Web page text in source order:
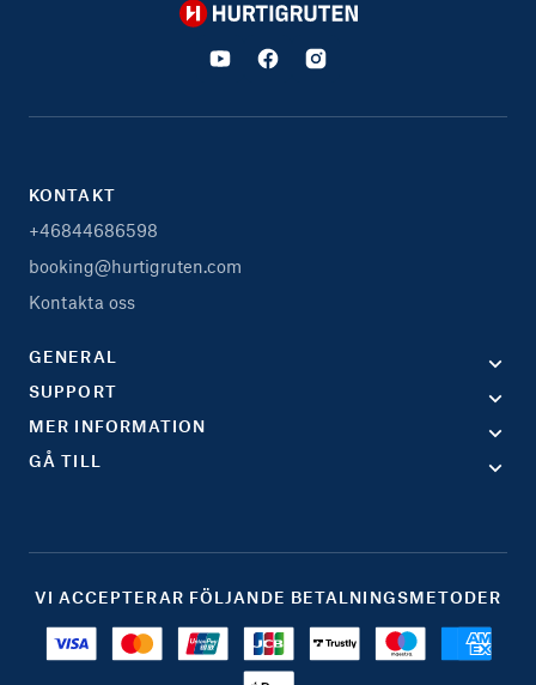
Hurtigruten
KONTAKT
+46844686598
booking@hurtigruten.com
Kontakta oss
GENERAL
SUPPORT
MER INFORMATION
GÅ TILL
VI ACCEPTERAR FÖLJANDE BETALNINGSMETODER